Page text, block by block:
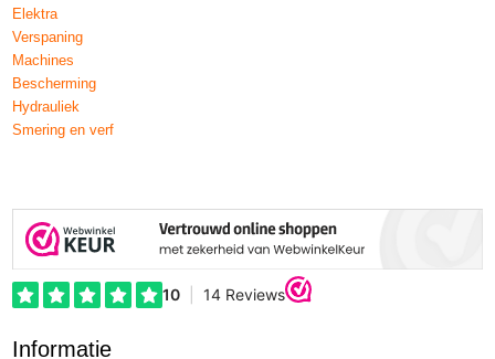
Elektra
Verspaning
Machines
Bescherming
Hydrauliek
Smering en verf
Informatie